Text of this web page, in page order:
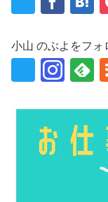
小山 のぶよをフォ